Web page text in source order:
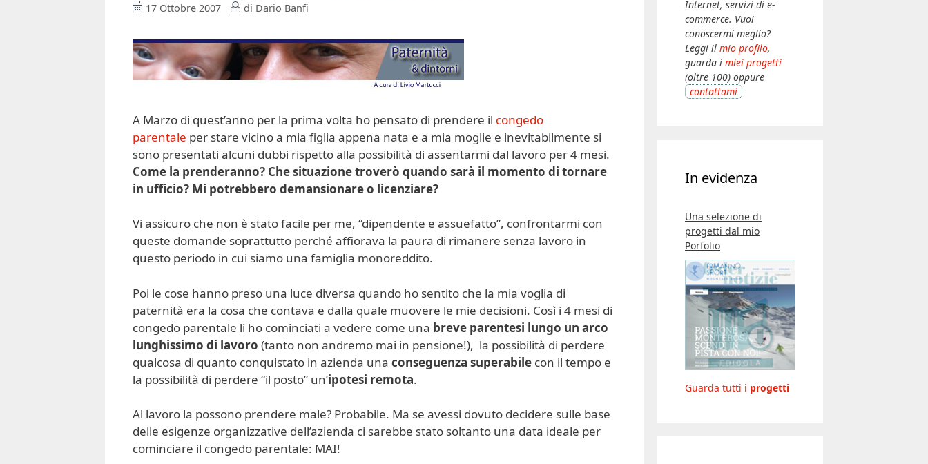
17 Ottobre 2007 di Dario Banfi
A Marzo di quest’anno per la prima volta ho pensato di prendere il congedo
parentale per stare vicino a mia figlia appena nata e a mia moglie e inevitabilmente si
sono presentati alcuni dubbi rispetto alla possibilità di assentarmi dal lavoro per 4 mesi.
Come la prenderanno? Che situazione troverò quando sarà il momento di tornare
in ufficio? Mi potrebbero demansionare o licenziare?
Vi assicuro che non è stato facile per me, “dipendente e assuefatto”, confrontarmi con
queste domande soprattutto perché affiorava la paura di rimanere senza lavoro in
questo periodo in cui siamo una famiglia monoreddito.
Poi le cose hanno preso una luce diversa quando ho sentito che la mia voglia di
paternità era la cosa che contava e dalla quale muovere le mie decisioni. Così i 4 mesi di
congedo parentale li ho cominciati a vedere come una breve parentesi lungo un arco
lunghissimo di lavoro (tanto non andremo mai in pensione!), la possibilità di perdere
qualcosa di quanto conquistato in azienda una conseguenza superabile con il tempo e
la possibilità di perdere “il posto” un’ipotesi remota.
Al lavoro la possono prendere male? Probabile. Ma se avessi dovuto decidere sulle base
delle esigenze organizzative dell’azienda ci sarebbe stato soltanto una data ideale per
cominciare il congedo parentale: MAI!
Internet, servizi di e-
commerce. Vuoi
conoscermi meglio?
Leggi il mio profilo,
guarda i miei progetti
(oltre 100) oppure
contattami
In evidenza
Una selezione di
progetti dal mio
Porfolio
Guarda tutti i progetti